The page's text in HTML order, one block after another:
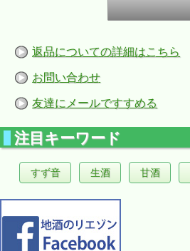
返品についての詳細はこちら
お問い合わせ
友達にメールですすめる
注目キーワード
すず音 生酒 甘酒